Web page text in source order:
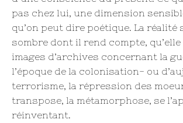
pas chez lui, une dimension
qu’on peut dire poétique. La réalité
sombre dont il rend compte,
images d’archives concernant la
l’époque de la colonisation- ou
terrorisme, la répression des
transpose, la métamorphose, se
réinventant.